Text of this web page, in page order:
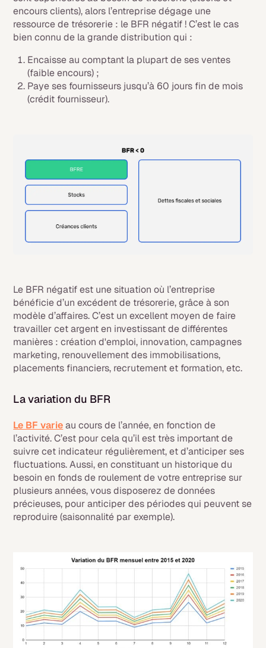
encours clients), alors l’entreprise dégage une
ressource de trésorerie : le BFR négatif ! C’est le cas
bien connu de la grande distribution qui :
Encaisse au comptant la plupart de ses ventes
(faible encours) ;
Paye ses fournisseurs jusqu’à 60 jours fin de mois
(crédit fournisseur).
Le BFR négatif est une situation où l’entreprise
bénéficie d’un excédent de trésorerie, grâce à son
modèle d’affaires. C’est un excellent moyen de faire
travailler cet argent en investissant de différentes
manières : création d'emploi, innovation, campagnes
marketing, renouvellement des immobilisations,
placements financiers, recrutement et formation, etc.
La variation du BFR
Le BF varieau cours de l’année, en fonction de
l’activité. C’est pour cela qu’il est très important de
suivre cet indicateur régulièrement, et d’anticiper ses
fluctuations. Aussi, en constituant un historique du
besoin en fonds de roulement de votre entreprise sur
plusieurs années, vous disposerez de données
précieuses, pour anticiper des périodes qui peuvent se
reproduire (saisonnalité par exemple).